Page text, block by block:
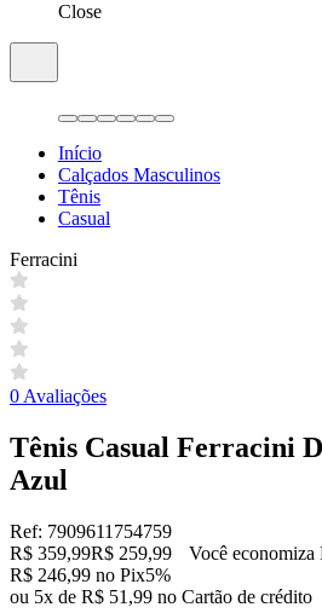
Close
Início
Calçados Masculinos
Tênis
Casual
Ferracini
0 Avaliações
Tênis Casual Ferracini
Azul
Ref: 7909611754759
R$ 359,99R$ 259,99
Você economiza
R$ 246,99 no Pix5%
ou 5x de R$ 51,99 no Cartão de crédito